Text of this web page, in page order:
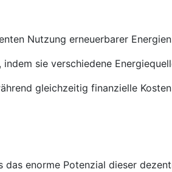
Nutzung erneuerbarer
sie verschiedene
gleichzeitig finanzielle Kosten
das enorme Potenzial dieser